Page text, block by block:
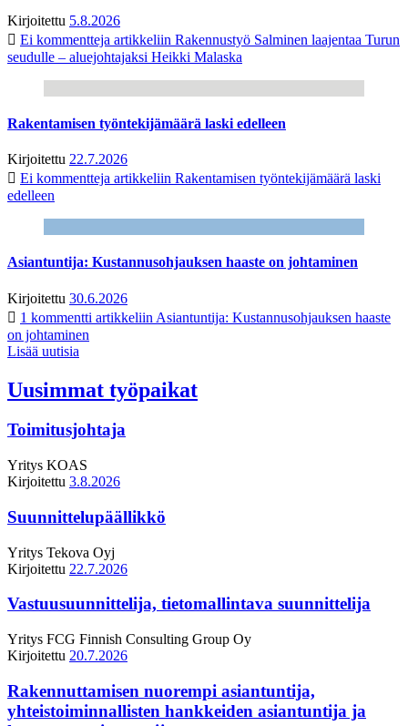
Kirjoitettu 5.8.2026
Ei kommentteja artikkeliin Rakennustyö Salminen laajentaa Turun
seudulle – aluejohtajaksi Heikki Malaska
Rakentamisen työntekijämäärä laski edelleen
Kirjoitettu 22.7.2026
Ei kommentteja artikkeliin Rakentamisen työntekijämäärä laski
edelleen
Asiantuntija: Kustannusohjauksen haaste on johtaminen
Kirjoitettu 30.6.2026
1 kommentti artikkeliin Asiantuntija: Kustannusohjauksen haaste
on johtaminen
Lisää uutisia
Uusimmat työpaikat
Toimitusjohtaja
Yritys KOAS
Kirjoitettu 3.8.2026
Suunnittelupäällikkö
Yritys Tekova Oyj
Kirjoitettu 22.7.2026
Vastuusuunnittelija, tietomallintava suunnittelija
Yritys FCG Finnish Consulting Group Oy
Kirjoitettu 20.7.2026
Rakennuttamisen nuorempi asiantuntija,
yhteistoiminnallisten hankkeiden asiantuntija ja